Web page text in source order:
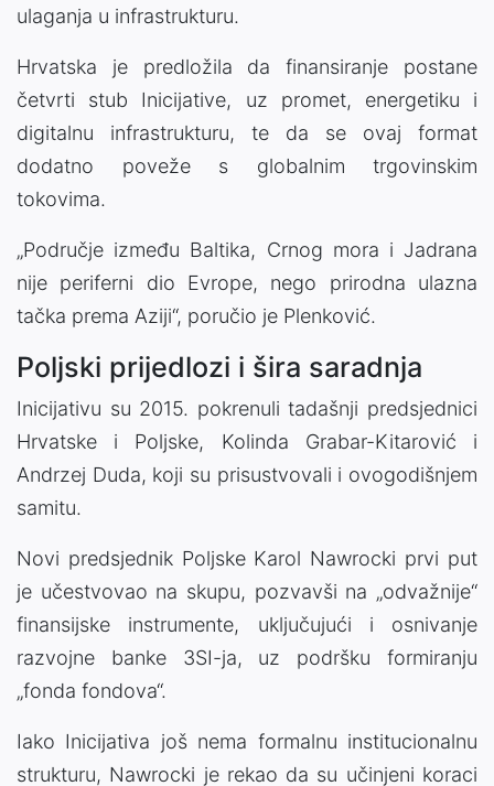
ulaganja u infrastrukturu.
Hrvatska je predložila da finansiranje postane
četvrti stub Inicijative, uz promet, energetiku i
digitalnu infrastrukturu, te da se ovaj format
dodatno poveže s globalnim trgovinskim
tokovima.
„Područje između Baltika, Crnog mora i Jadrana
nije periferni dio Evrope, nego prirodna ulazna
tačka prema Aziji“, poručio je Plenković.
Poljski prijedlozi i šira saradnja
Inicijativu su 2015. pokrenuli tadašnji predsjednici
Hrvatske i Poljske, Kolinda Grabar-Kitarović i
Andrzej Duda, koji su prisustvovali i ovogodišnjem
samitu.
Novi predsjednik Poljske Karol Nawrocki prvi put
je učestvovao na skupu, pozvavši na „odvažnije“
finansijske instrumente, uključujući i osnivanje
razvojne banke 3SI-ja, uz podršku formiranju
„fonda fondova“.
Iako Inicijativa još nema formalnu institucionalnu
strukturu, Nawrocki je rekao da su učinjeni koraci